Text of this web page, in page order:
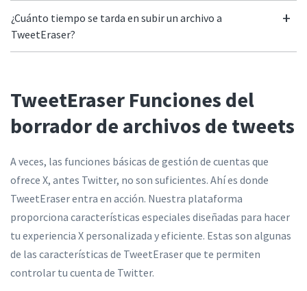
¿Cuánto tiempo se tarda en subir un archivo a
TweetEraser?
TweetEraser Funciones del
borrador de archivos de tweets
A veces, las funciones básicas de gestión de cuentas que
ofrece X, antes Twitter, no son suficientes. Ahí es donde
TweetEraser entra en acción. Nuestra plataforma
proporciona características especiales diseñadas para hacer
tu experiencia X personalizada y eficiente. Estas son algunas
de las características de TweetEraser que te permiten
controlar tu cuenta de Twitter.